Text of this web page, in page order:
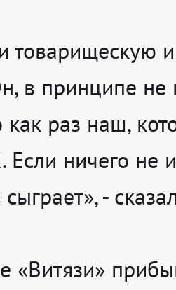
товарищескую
в принципе не
как раз наш,
Если ничего не
-
«Витязи»